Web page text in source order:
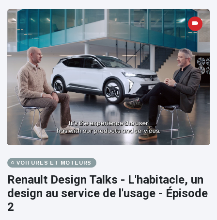
VOITURES ET MOTEURS
Renault Design Talks - L'habitacle, un
design au service de l'usage - Épisode
2